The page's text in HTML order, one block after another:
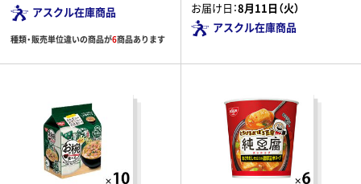
アスクル在庫商品
種類・販売単位違いの商品が6商品あります
お届け日：8月11日（火）
アスクル在庫商品